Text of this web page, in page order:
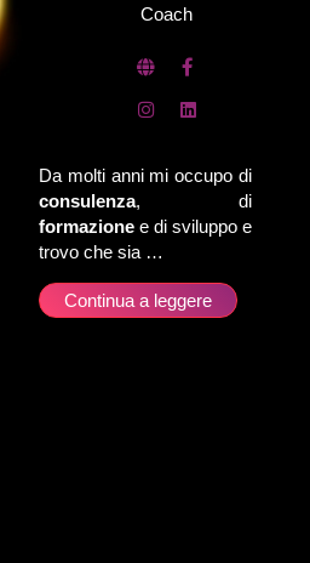
Coach
Da molti anni mi occupo di
consulenza, di
formazione e di sviluppo e
trovo che sia …
Continua a leggere